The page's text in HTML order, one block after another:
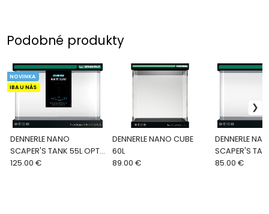
Podobné produkty
DENNERLE NANO
SCAPER'S TANK 55L OPTI
WHITE
NOVINKA
IBA U NÁS
125.00 €
DENNERLE NANO CUBE
60L
89.00 €
DENNERLE
SCAPER'S
85.00 €